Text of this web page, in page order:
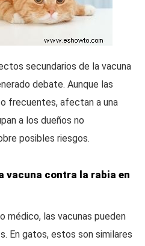
secundarios de la vacuna
debate. Aunque las
frecuentes, afectan a una
a los dueños no
posibles riesgos.
vacuna contra la rabia en
médico, las vacunas pueden
En gatos, estos son similares